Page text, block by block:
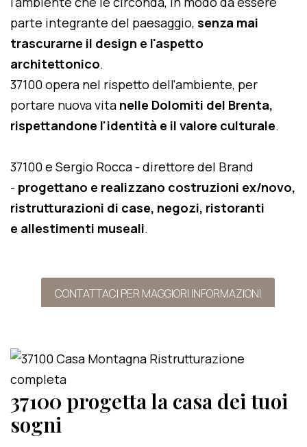
parte integrante del paesaggio, senza mai
trascurarne il design e l'aspetto
architettonico.
37100 opera nel rispetto dell'ambiente, per
portare nuova vita nelle Dolomiti del Brenta,
rispettandone l'identità e il valore culturale.
37100 e Sergio Rocca - direttore del Brand
- progettano e realizzano costruzioni ex/novo,
ristrutturazioni di case, negozi, ristoranti
e allestimenti museali.
CONTATTACI PER MAGGIORI INFORMAZIONI
37100 progetta la casa dei tuoi
sogni